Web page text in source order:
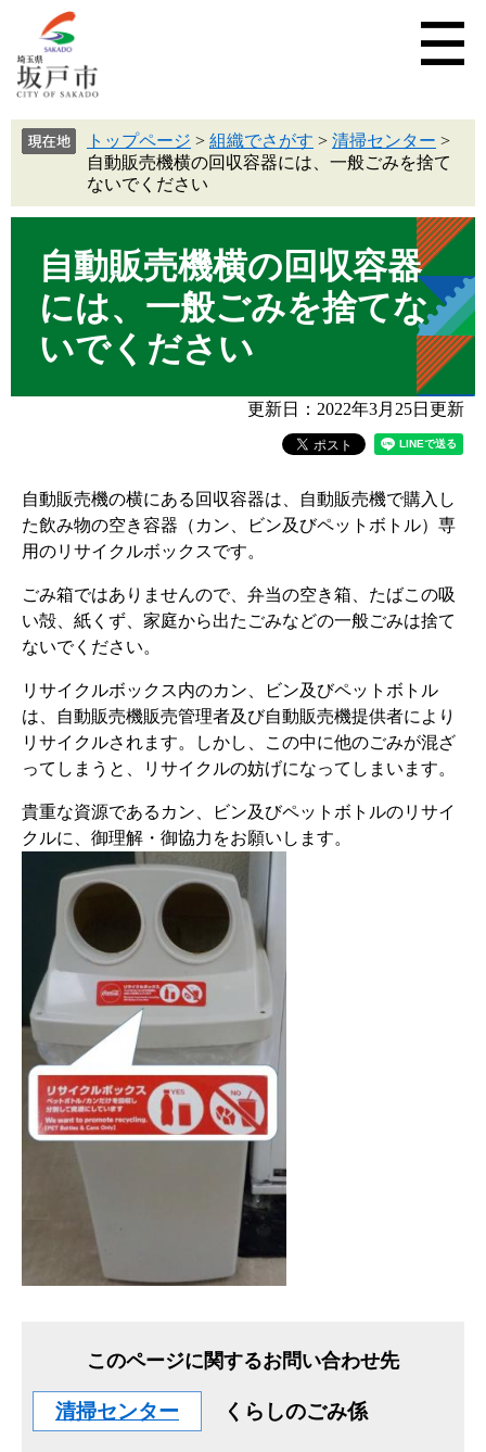
トップページ > 組織でさがす > 清掃センター >
自動販売機横の回収容器には、一般ごみを捨て
ないでください
自動販売機横の回収容器
には、一般ごみを捨てな
いでください
更新日：2022年3月25日更新
自動販売機の横にある回収容器は、自動販売機で購入し
た飲み物の空き容器（カン、ビン及びペットボトル）専
用のリサイクルボックスです。
ごみ箱ではありませんので、弁当の空き箱、たばこの吸
い殻、紙くず、家庭から出たごみなどの一般ごみは捨て
ないでください。
リサイクルボックス内のカン、ビン及びペットボトル
は、自動販売機販売管理者及び自動販売機提供者により
リサイクルされます。しかし、この中に他のごみが混ざ
ってしまうと、リサイクルの妨げになってしまいます。
貴重な資源であるカン、ビン及びペットボトルのリサイ
クルに、御理解・御協力をお願いします。
このページに関するお問い合わせ先
清掃センター くらしのごみ係